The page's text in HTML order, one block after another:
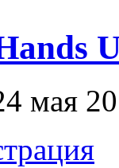
мая